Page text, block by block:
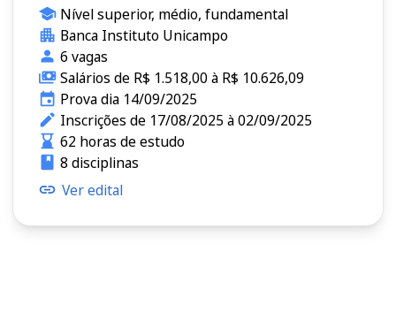
Nível superior, médio, fundamental
Banca Instituto Unicampo
6 vagas
Salários de R$ 1.518,00 à R$ 10.626,09
Prova dia 14/09/2025
Inscrições de 17/08/2025 à 02/09/2025
62 horas de estudo
8 disciplinas
Ver edital